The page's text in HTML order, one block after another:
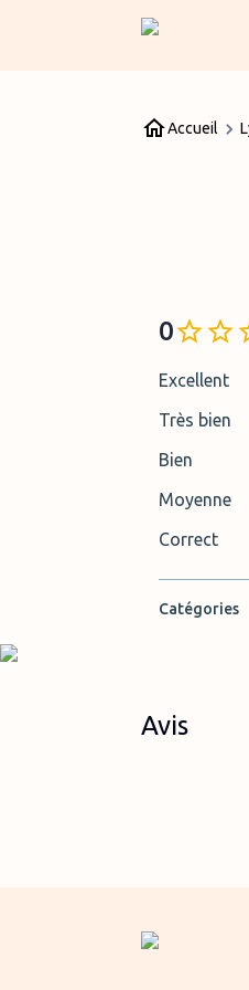
Accueil
0
Excellent
Très bien
Bien
Moyenne
Correct
Catégories
Avis